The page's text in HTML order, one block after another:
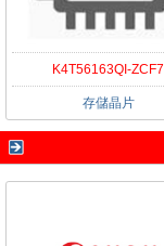
K4T56163QI-ZCF7
存儲晶片